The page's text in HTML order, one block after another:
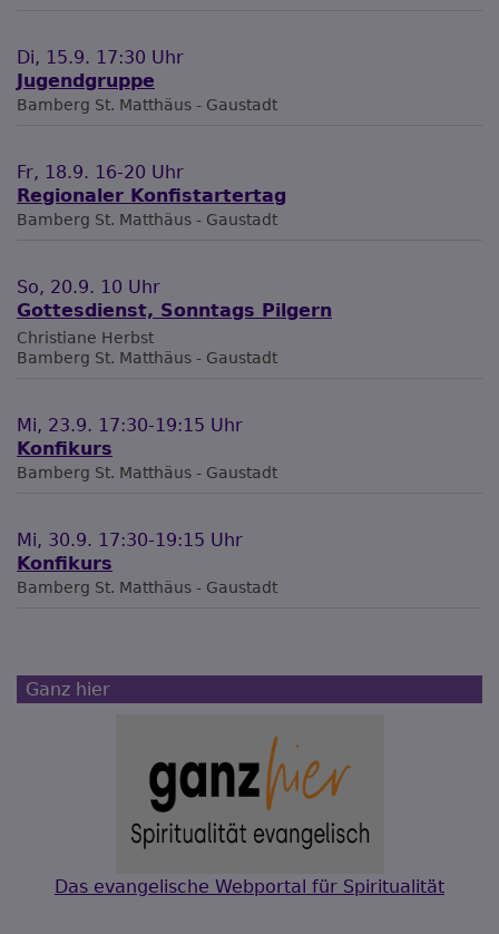
Di, 15.9. 17:30 Uhr
Jugendgruppe
Bamberg St. Matthäus - Gaustadt
Fr, 18.9. 16-20 Uhr
Regionaler Konfistartertag
Bamberg St. Matthäus - Gaustadt
So, 20.9. 10 Uhr
Gottesdienst, Sonntags Pilgern
Christiane Herbst
Bamberg St. Matthäus - Gaustadt
Mi, 23.9. 17:30-19:15 Uhr
Konfikurs
Bamberg St. Matthäus - Gaustadt
Mi, 30.9. 17:30-19:15 Uhr
Konfikurs
Bamberg St. Matthäus - Gaustadt
Ganz hier
Das evangelische Webportal für Spiritualität